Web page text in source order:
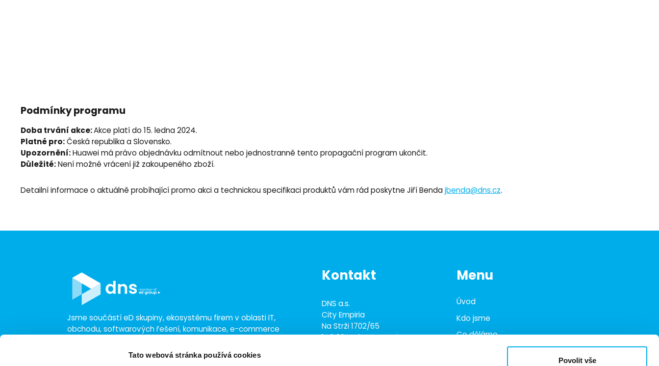
Tato webová stránka používá cookies
Povolit vše
Podmínky programu
Doba trvání akce:Akce platí do 15. ledna 2024.
Platné pro:Česká republika a Slovensko.
Upozornění:Huawei má právo objednávku odmítnout nebo jednostranně tento propagační program ukončit.
Důležité:Není možné vrácení již zakoupeného zboží.
Detailní informace o aktuálně probíhající promo akci a technickou specifikaci produktů vám rád poskytne Jiří Bendajbenda@dns.cz.
Jsme součástí eD skupiny, ekosystému firem v oblasti IT,
obchodu, softwarových řešení, komunikace, e-commerce
a tržbami přesahujícími 16 miliard.
Kontakt
DNS a.s.
City Empiria
Na Strži 1702/65
140 00 Praha 4 - Nusle
Menu
Úvod
Kdo jsme
Co děláme